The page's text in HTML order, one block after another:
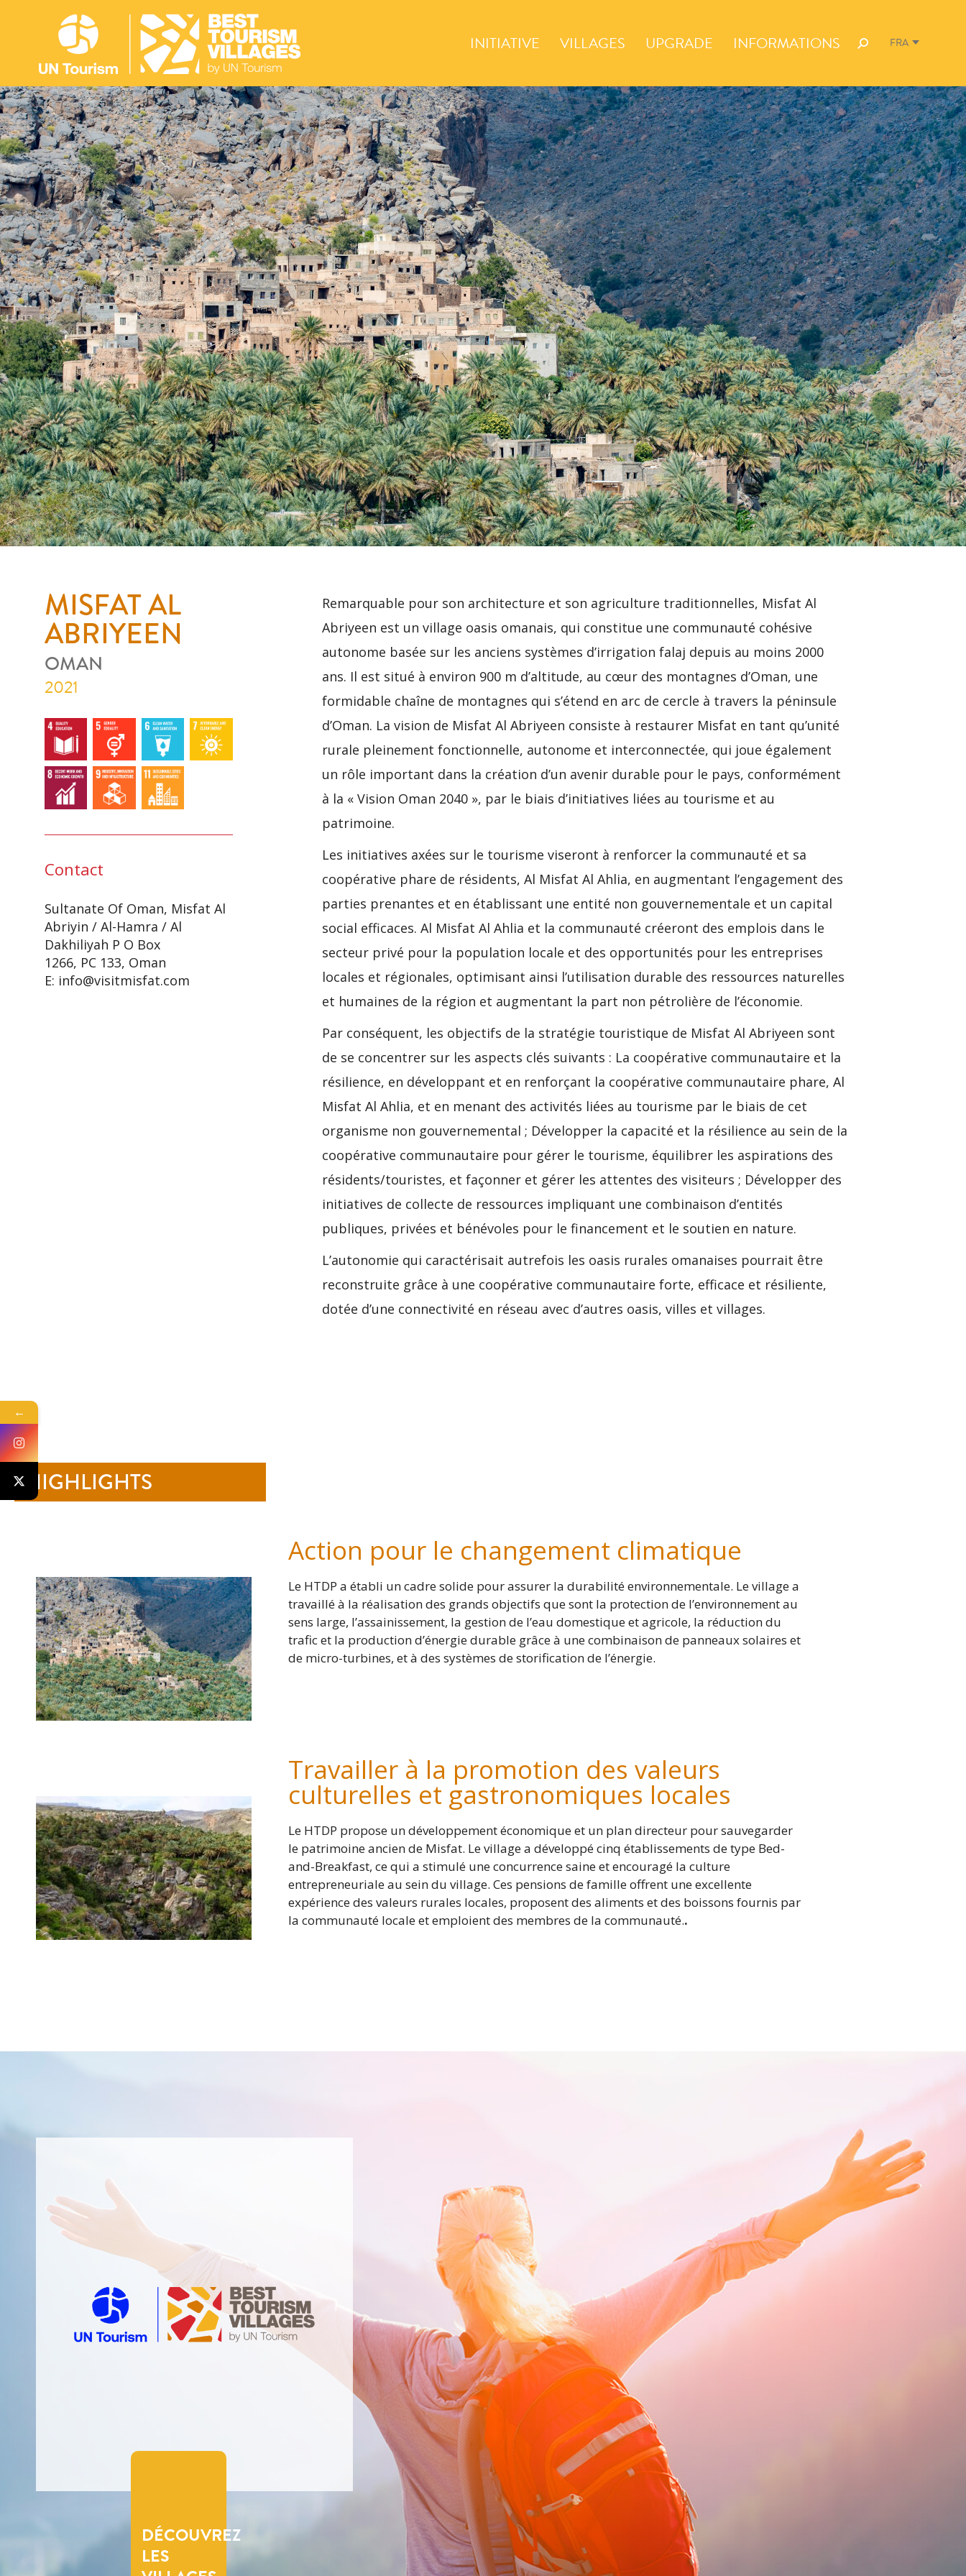
INITIATIVE VILLAGES UPGRADE INFORMATIONS FRA
MISFAT AL
ABRIYEEN
MISFAT AL
ABRIYEEN
OMAN
2021
Contact
Sultanate Of Oman, Misfat Al
Abriyin / Al-Hamra / Al
Dakhiliyah P O Box
1266, PC 133, Oman
E: info@visitmisfat.com
Remarquable pour son architecture et son agriculture traditionnelles, Misfat Al
Abriyeen est un village oasis omanais, qui constitue une communauté cohésive
autonome basée sur les anciens systèmes d’irrigation falaj depuis au moins 2000
ans. Il est situé à environ 900 m d’altitude, au cœur des montagnes d’Oman, une
formidable chaîne de montagnes qui s’étend en arc de cercle à travers la péninsule
d’Oman. La vision de Misfat Al Abriyeen consiste à restaurer Misfat en tant qu’unité
rurale pleinement fonctionnelle, autonome et interconnectée, qui joue également
un rôle important dans la création d’un avenir durable pour le pays, conformément
à la « Vision Oman 2040 », par le biais d’initiatives liées au tourisme et au
patrimoine.
Les initiatives axées sur le tourisme viseront à renforcer la communauté et sa
coopérative phare de résidents, Al Misfat Al Ahlia, en augmentant l’engagement des
parties prenantes et en établissant une entité non gouvernementale et un capital
social efficaces. Al Misfat Al Ahlia et la communauté créeront des emplois dans le
secteur privé pour la population locale et des opportunités pour les entreprises
locales et régionales, optimisant ainsi l’utilisation durable des ressources naturelles
et humaines de la région et augmentant la part non pétrolière de l’économie.
Par conséquent, les objectifs de la stratégie touristique de Misfat Al Abriyeen sont
de se concentrer sur les aspects clés suivants : La coopérative communautaire et la
résilience, en développant et en renforçant la coopérative communautaire phare, Al
Misfat Al Ahlia, et en menant des activités liées au tourisme par le biais de cet
organisme non gouvernemental ; Développer la capacité et la résilience au sein de la
coopérative communautaire pour gérer le tourisme, équilibrer les aspirations des
résidents/touristes, et façonner et gérer les attentes des visiteurs ; Développer des
initiatives de collecte de ressources impliquant une combinaison d’entités
publiques, privées et bénévoles pour le financement et le soutien en nature.
L’autonomie qui caractérisait autrefois les oasis rurales omanaises pourrait être
reconstruite grâce à une coopérative communautaire forte, efficace et résiliente,
dotée d’une connectivité en réseau avec d’autres oasis, villes et villages.
HIGHLIGHTS
Action pour le changement climatique
Le HTDP a établi un cadre solide pour assurer la durabilité environnementale. Le village a
travaillé à la réalisation des grands objectifs que sont la protection de l’environnement au
sens large, l’assainissement, la gestion de l’eau domestique et agricole, la réduction du
trafic et la production d’énergie durable grâce à une combinaison de panneaux solaires et
de micro-turbines, et à des systèmes de storification de l’énergie.
Travailler à la promotion des valeurs
culturelles et gastronomiques locales
Le HTDP propose un développement économique et un plan directeur pour sauvegarder
le patrimoine ancien de Misfat. Le village a développé cinq établissements de type Bed-
and-Breakfast, ce qui a stimulé une concurrence saine et encouragé la culture
entrepreneuriale au sein du village. Ces pensions de famille offrent une excellente
expérience des valeurs rurales locales, proposent des aliments et des boissons fournis par
la communauté locale et emploient des membres de la communauté..
DÉCOUVREZ
LES
←